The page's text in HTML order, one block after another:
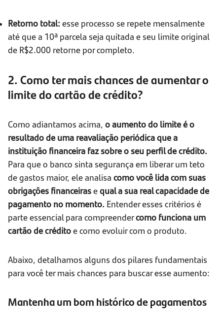
Retorno total: esse processo se repete mensalmente
até que a 10ª parcela seja quitada e seu limite original
de R$2.000 retorne por completo.
2. Como ter mais chances de aumentar o
limite do cartão de crédito?
Como adiantamos acima, o aumento do limite é o
resultado de uma reavaliação periódica que a
instituição financeira faz sobre o seu perfil de crédito.
Para que o banco sinta segurança em liberar um teto
de gastos maior, ele analisa como você lida com suas
obrigações financeirasequal a sua real capacidade de
pagamento no momento. Entender esses critérios é
parte essencial para compreendercomo funciona um
cartão de créditoe como evoluir com o produto.
Abaixo, detalhamos alguns dos pilares fundamentais
para você ter mais chances para buscar esse aumento:
Mantenha um bom histórico de pagamentos